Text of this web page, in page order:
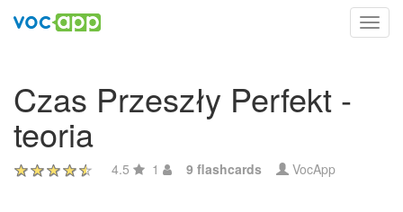
Czas Przeszły Perfekt -
teoria
4.5 1 9 flashcards VocApp